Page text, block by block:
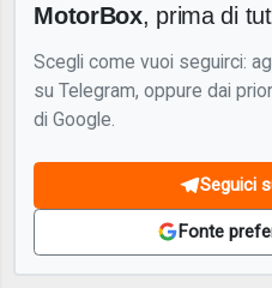
MotorBox, prima di
Scegli come vuoi seguirci:
su Telegram, oppure dai
di Google.
Seguici
Fonte